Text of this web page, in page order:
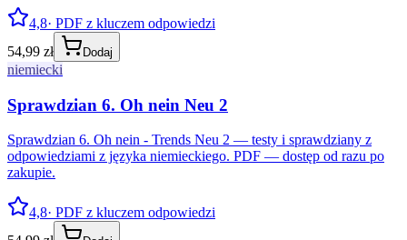
4,8· PDF z kluczem odpowiedzi
54,99 zł
Dodaj
niemiecki
Sprawdzian 6. Oh nein Neu 2
Sprawdzian 6. Oh nein - Trends Neu 2 — testy i sprawdziany z
odpowiedziami z języka niemieckiego. PDF — dostęp od razu po
zakupie.
4,8· PDF z kluczem odpowiedzi